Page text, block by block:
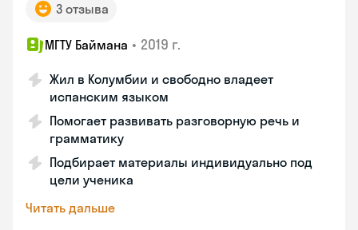
3 отзыва
МГТУ Баймана • 2019 г.
Жил в Колумбии и свободно владеет
испанским языком
Помогает развивать разговорную речь и
грамматику
Подбирает материалы индивидуально под
цели ученика
Читать дальше